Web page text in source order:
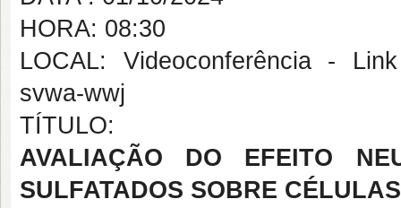
HORA: 08:30
LOCAL: Videoconferência -
svwa-wwj
TÍTULO:
AVALIAÇÃO DO EFEITO
SULFATADOS SOBRE